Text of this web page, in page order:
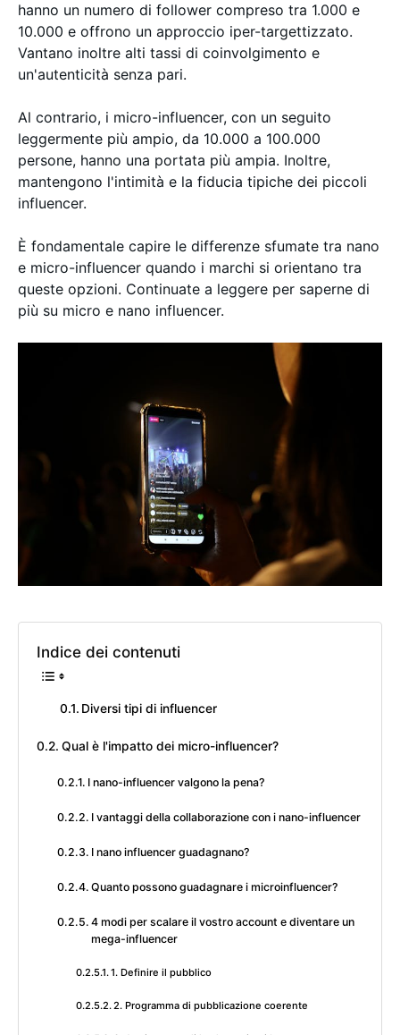
hanno un numero di follower compreso tra 1.000 e
10.000 e offrono un approccio iper-targettizzato.
Vantano inoltre alti tassi di coinvolgimento e
un'autenticità senza pari.
Al contrario, i micro-influencer, con un seguito
leggermente più ampio, da 10.000 a 100.000
persone, hanno una portata più ampia. Inoltre,
mantengono l'intimità e la fiducia tipiche dei piccoli
influencer.
È fondamentale capire le differenze sfumate tra nano
e micro-influencer quando i marchi si orientano tra
queste opzioni. Continuate a leggere per saperne di
più su micro e nano influencer.
Indice dei contenuti
Diversi tipi di influencer
Qual è l'impatto dei micro-influencer?
I nano-influencer valgono la pena?
I vantaggi della collaborazione con i nano-influencer
I nano influencer guadagnano?
Quanto possono guadagnare i microinfluencer?
4 modi per scalare il vostro account e diventare un
mega-influencer
1. Definire il pubblico
2. Programma di pubblicazione coerente